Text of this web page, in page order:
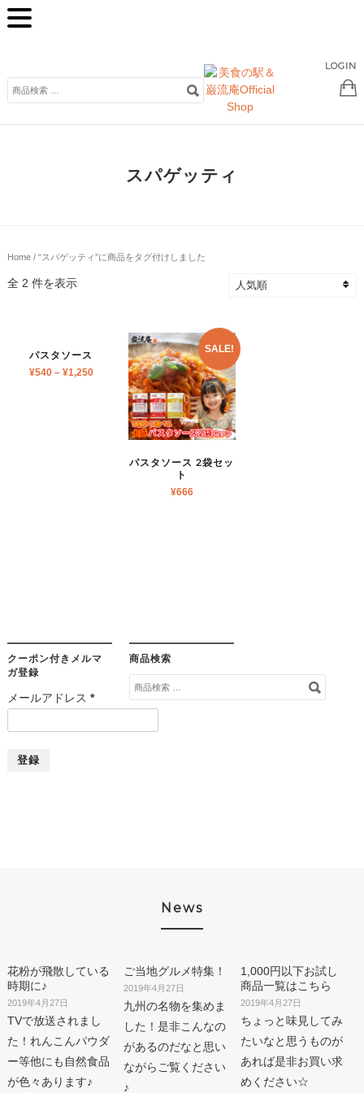
検
索
LOGIN
スパゲッティ
Home/ “スパゲッティ”に商品をタグ付けしました
全 2 件を表示
パスタソース
¥540– ¥1,250
SALE!
パスタソース 2袋セッ
ト
¥666
クーポン付きメルマ
ガ登録
メールアドレス *
商品検索
検
索
象:
News
花粉が飛散している
時期に♪
2019年4月27日
TVで放送されまし
た！れんこんパウダ
ー等他にも自然食品
が色々あります♪
ご当地グルメ特集！
2019年4月27日
九州の名物を集めま
した！是非こんなの
があるのだなと思い
ながらご覧ください
♪
1,000円以下お試し
商品一覧はこちら
2019年4月27日
ちょっと味見してみ
たいなと思うものが
あれば是非お買い求
めください☆